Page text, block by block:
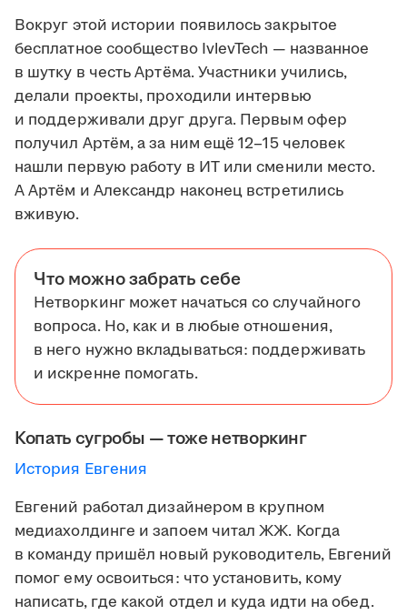
Вокруг этой истории появилось закрытое
бесплатное сообщество IvlevTech — названное
в шутку в честь Артёма. Участники учились,
делали проекты, проходили интервью
и поддерживали друг друга. Первым офер
получил Артём, а за ним ещё 12–15 человек
нашли первую работу в ИТ или сменили место.
А Артём и Александр наконец встретились
вживую.
Что можно забрать себе
Нетворкинг может начаться со случайного
вопроса. Но, как и в любые отношения,
в него нужно вкладываться: поддерживать
и искренне помогать.
Копать сугробы — тоже нетворкинг
История Евгения
Евгений работал дизайнером в крупном
медиахолдинге и запоем читал ЖЖ. Когда
в команду пришёл новый руководитель, Евгений
помог ему освоиться: что установить, кому
написать, где какой отдел и куда идти на обед.